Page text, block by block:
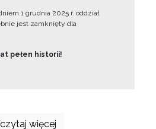
1 grudnia 2025 r. oddział
jest zamknięty dla
pełen historii!
więcej